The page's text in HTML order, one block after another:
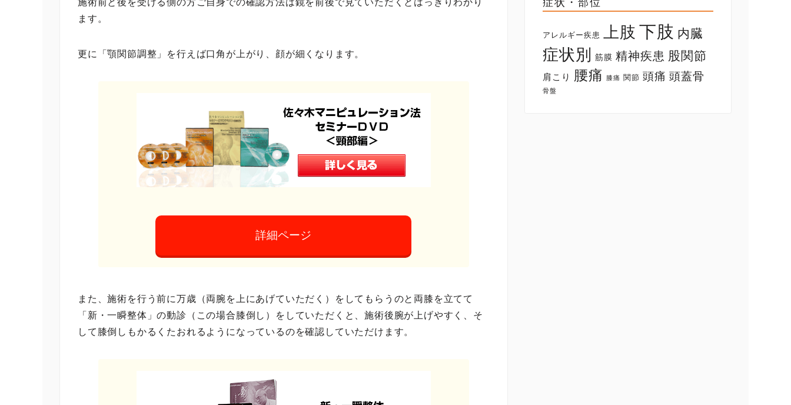
施術前と後を受ける側の方ご自身での確認方法は鏡を前後で見ていただくとはっきりわかり
ます。
更に「顎関節調整」を行えば口角が上がり、顔が細くなります。
詳細ページ
また、施術を行う前に万歳（両腕を上にあげていただく）をしてもらうのと両膝を立てて
「新・一瞬整体」の動診（この場合膝倒し）をしていただくと、施術後腕が上げやすく、そ
して膝倒しもかるくたおれるようになっているのを確認していただけます。
アレルギー疾患 上肢 下肢 内臓
症状別 筋膜 精神疾患 股関節
肩こり 腰痛 膝痛 関節 頭痛 頭蓋骨
骨盤